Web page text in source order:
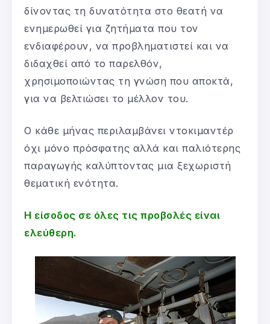
δίνοντας τη δυνατότητα στο θεατή να
ενημερωθεί για ζητήματα που τον
ενδιαφέρουν, να προβληματιστεί και να
διδαχθεί από το παρελθόν,
χρησιμοποιώντας τη γνώση που αποκτά,
για να βελτιώσει το μέλλον του.
Ο κάθε μήνας περιλαμβάνει ντοκιμαντέρ
όχι μόνο πρόσφατης αλλά και παλιότερης
παραγωγής καλύπτοντας μια ξεχωριστή
θεματική ενότητα.
Η είσοδος σε όλες τις προβολές είναι
ελεύθερη.